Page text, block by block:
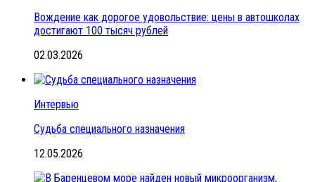
Вождение как дорогое удовольствие: цены в автошколах
достигают 100 тысяч рублей
02.03.2026
Интервью
Судьба специального назначения
12.05.2026